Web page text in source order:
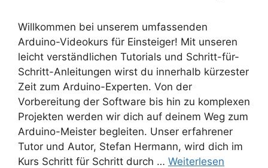
Willkommen bei unserem umfassenden
Arduino-Videokurs für Einsteiger! Mit unseren
leicht verständlichen Tutorials und Schritt-für-
Schritt-Anleitungen wirst du innerhalb kürzester
Zeit zum Arduino-Experten. Von der
Vorbereitung der Software bis hin zu komplexen
Projekten werden wir dich auf deinem Weg zum
Arduino-Meister begleiten. Unser erfahrener
Tutor und Autor, Stefan Hermann, wird dich im
Kurs Schritt für Schritt durch … Weiterlesen